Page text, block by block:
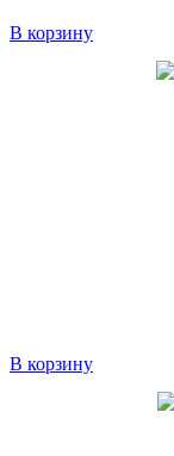
В корзину
В корзину